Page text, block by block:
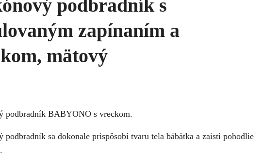
podbradník s
zapínaním a
mätový
podbradník BABYONO s vreckom.
podbradník sa dokonale prispôsobí tvaru tela bábätka a zaistí pohodlie